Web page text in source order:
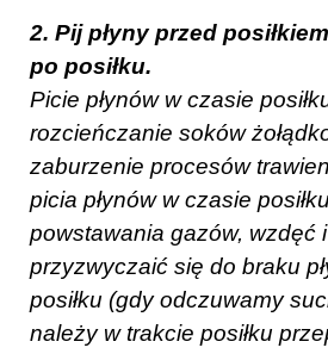
Treść
2. Pij płyny przed
po posiłku.
Picie płynów w czasie
rozcieńczanie soków
zaburzenie procesów
picia płynów w czasie
powstawania gazów, wzdęć
przyzwyczaić się do braku
posiłku (gdy odczuwamy
należy w trakcie posiłku